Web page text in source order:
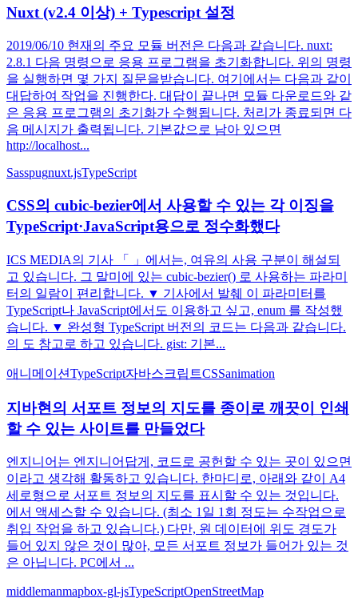
Nuxt (v2.4 이상) + Typescript 설정
2019/06/10 현재의 주요 모듈 버전은 다음과 같습니다. nuxt:
2.8.1 다음 명령으로 응용 프로그램을 초기화합니다. 위의 명령
을 실행하면 몇 가지 질문을받습니다. 여기에서는 다음과 같이
대답하여 작업을 진행한다. 대답이 끝나면 모듈 다운로드와 같
은 응용 프로그램의 초기화가 수행됩니다. 처리가 종료되면 다
음 메시지가 출력됩니다. 기본값으로 남아 있으면
http://localhost...
Sasspugnuxt.jsTypeScript
CSS의 cubic-bezier에서 사용할 수 있는 각 이징을
TypeScript·JavaScript용으로 정수화했다
ICS MEDIA의 기사 「 」에서는, 여유의 사용 구분이 해설되
고 있습니다. 그 말미에 있는 cubic-bezier() 로 사용하는 파라미
터의 일람이 편리합니다. ▼ 기사에서 발췌 이 파라미터를
TypeScript나 JavaScript에서도 이용하고 싶고, enum 를 작성했
습니다. ▼ 완성형 TypeScript 버전의 코드는 다음과 같습니다.
의 도 참고로 하고 있습니다. gist: 기본...
애니메이션TypeScript자바스크립트CSSanimation
지바현의 서포트 정보의 지도를 종이로 깨끗이 인쇄
할 수 있는 사이트를 만들었다
엔지니어는 엔지니어답게, 코드로 공헌할 수 있는 곳이 있으면
이라고 생각해 활동하고 있습니다. 한마디로, 아래와 같이 A4
세로형으로 서포트 정보의 지도를 표시할 수 있는 것입니다.
에서 액세스할 수 있습니다. (최소 1일 1회 정도는 수작업으로
취입 작업을 하고 있습니다.) 다만, 원 데이터에 위도 경도가
들어 있지 않은 것이 많아, 모든 서포트 정보가 들어가 있는 것
은 아닙니다. PC에서 ...
middlemanmapbox-gl-jsTypeScriptOpenStreetMap